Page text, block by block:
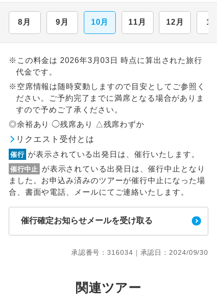
8月 9月 10月 11月 12月 1
※この料金は 2026年3月03日 時点に算出された旅行
代金です。
※空席情報は随時変動しますので目安としてご参照く
ださい。ご予約完了までに満席となる場合がありま
すので予めご了承ください。
◎余裕あり ◯残席あり △残席わずか
リクエスト受付とは
催行 が表示されている出発日は、催行いたします。
催行中止
が表示されている出発日は、催行中止となり
ました。お申込み済みのツアーが催行中止になった場
合、書面や電話、メールにてご連絡いたします。
催行確定お知らせメールを受け取る
承認番号：316034｜承認日：2024/09/30
関連ツアー